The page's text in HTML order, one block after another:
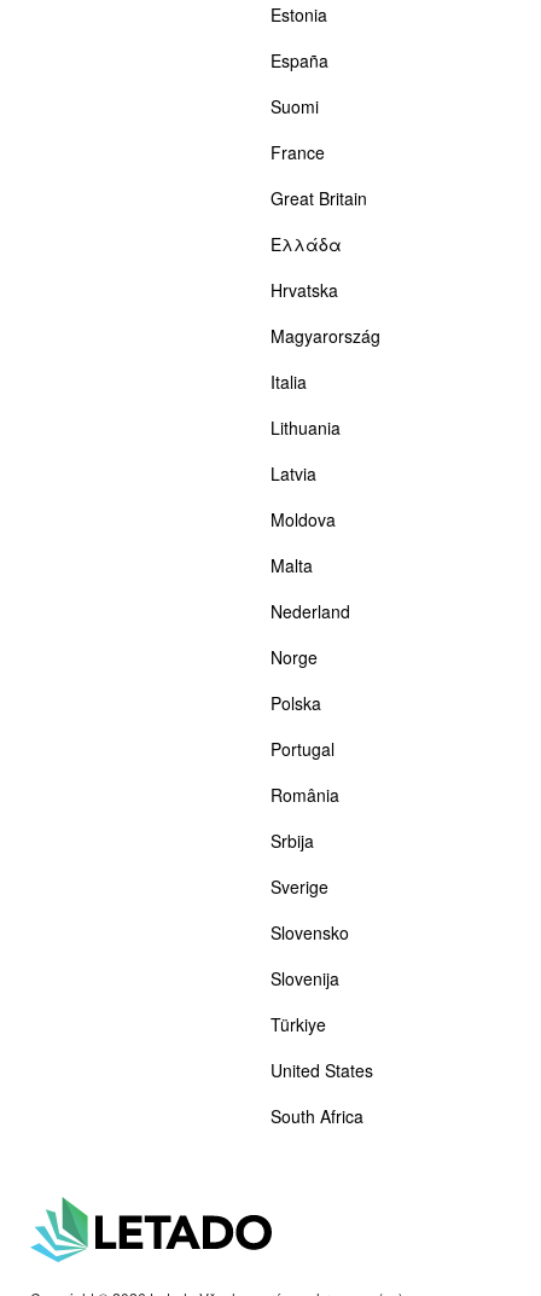
Estonia
España
Suomi
France
Great Britain
Ελλάδα
Hrvatska
Magyarország
Italia
Lithuania
Latvia
Moldova
Malta
Nederland
Norge
Polska
Portugal
România
Srbija
Sverige
Slovensko
Slovenija
Türkiye
United States
South Africa